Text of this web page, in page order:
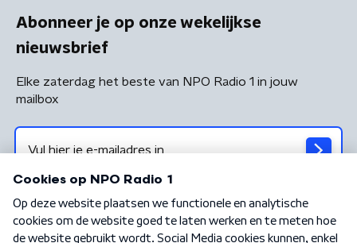
Abonneer je op onze wekelijkse
nieuwsbrief
Elke zaterdag het beste van NPO Radio 1 in jouw
mailbox